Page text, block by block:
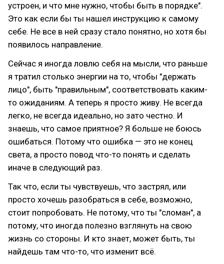
устроен, и что мне нужно, чтобы быть в порядке".
Это как если бы ты нашел инструкцию к самому
себе. Не все в ней сразу стало понятно, но хотя бы
появилось направление.
Сейчас я иногда ловлю себя на мысли, что раньше
я тратил столько энергии на то, чтобы "держать
лицо", быть "правильным", соответствовать каким-
то ожиданиям. А теперь я просто живу. Не всегда
легко, не всегда идеально, но зато честно. И
знаешь, что самое приятное? Я больше не боюсь
ошибаться. Потому что ошибка — это не конец
света, а просто повод что-то понять и сделать
иначе в следующий раз.
Так что, если ты чувствуешь, что застрял, или
просто хочешь разобраться в себе, возможно,
стоит попробовать. Не потому, что ты "сломан", а
потому, что иногда полезно взглянуть на свою
жизнь со стороны. И кто знает, может быть, ты
найдешь там что-то, что изменит всё.